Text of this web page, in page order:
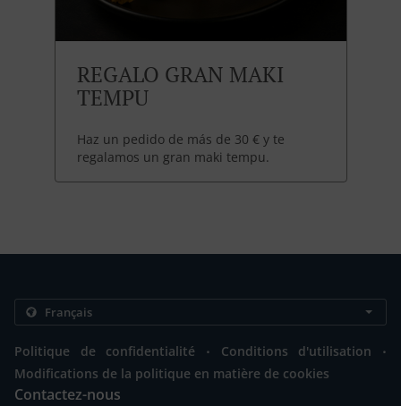
REGALO GRAN MAKI
TEMPU
Haz un pedido de más de 30 € y te
regalamos un gran maki tempu.
Politique de confidentialité . Conditions d'utilisation .
Modifications de la politique en matière de cookies
Contactez-nous